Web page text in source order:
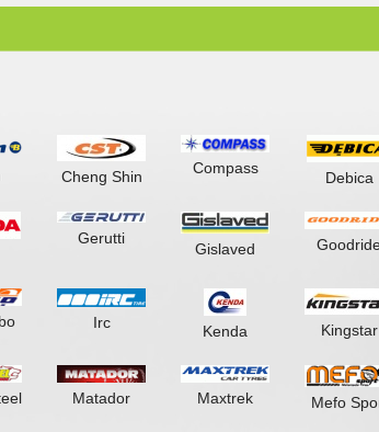
Cheng Shin Compass
Debica
Gerutti
Gislaved
Irc Kenda Kingstar
Matador Maxtrek Mefo